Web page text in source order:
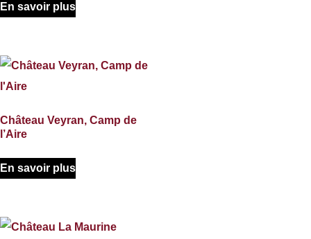
En savoir plus
Château Veyran, Camp de
l’Aire
En savoir plus